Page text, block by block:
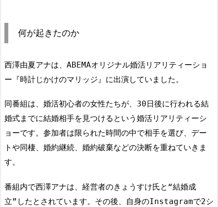
何が起きたのか
西澤由夏アナは、ABEMAオリジナル婚活リアリティーショ
ー『時計じかけのマリッジ』に出演していました。
同番組は、婚活初心者の女性たちが、30日後に行われる結
婚式までに結婚相手を見つけるという婚活リアリティーシ
ョーです。参加者は限られた時間の中で相手を選び、デー
トや同棲、婚約継続、婚約破棄などの決断を重ねていきま
す。
番組内で西澤アナは、経営者のきょうすけ氏と“結婚成
立”したとされています。その後、自身のInstagramで2シ